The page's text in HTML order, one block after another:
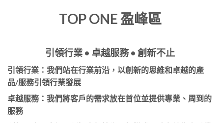
TOP ONE 盈峰區
引領行業 • 卓越服務 • 創新不止
引領行業 ：我們站在行業前沿，以創新的思維和卓越的產
品/服務引領行業發展
卓越服務 ：我們將客戶的需求放在首位並提供專業、周到的
服務